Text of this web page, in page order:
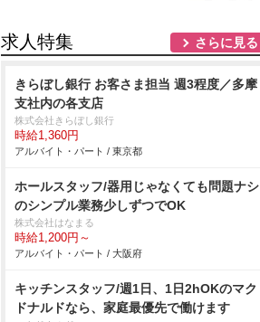
求人特集 さらに見る
きらぼし銀行 お客さま担当 週3程度／多摩
支社内の各支店
株式会社きらぼし銀行
時給1,360円
アルバイト・パート / 東京都
ホールスタッフ/器用じゃなくても問題ナシ
のシンプル業務少しずつでOK
株式会社はなまる
時給1,200円～
アルバイト・パート / 大阪府
キッチンスタッフ/週1日、1日2hOKのマク
ドナルドなら、家庭最優先で働けます